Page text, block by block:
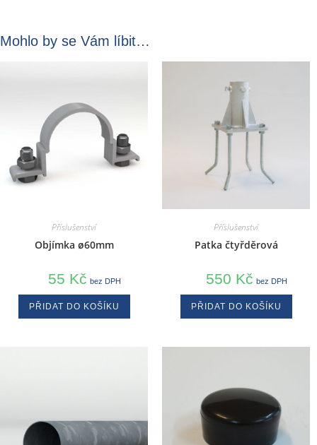
Mohlo by se Vám líbit…
Příslušenství
Objímka ø60mm
55 Kč bez DPH
PŘIDAT DO KOŠÍKU
Příslušenství
Patka čtyřděrová
550 Kč bez DPH
PŘIDAT DO KOŠÍKU